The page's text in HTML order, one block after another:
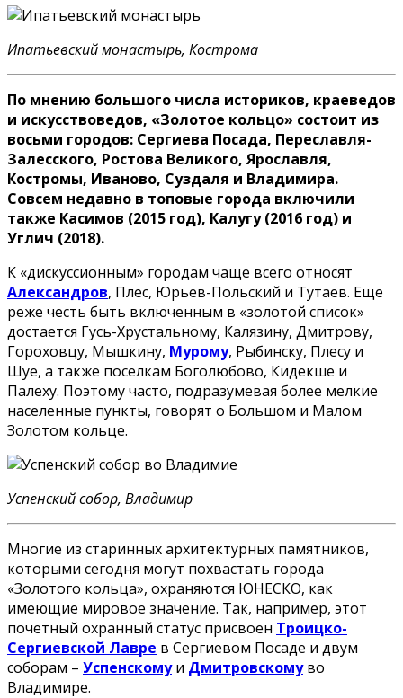
Ипатьевский монастырь, Кострома
По мнению большого числа историков, краеведов
и искусствоведов, «Золотое кольцо» состоит из
восьми городов: Сергиева Посада, Переславля-
Залесского, Ростова Великого, Ярославля,
Костромы, Иваново, Суздаля и Владимира.
Совсем недавно в топовые города включили
также Касимов (2015 год), Калугу (2016 год) и
Углич (2018).
К «дискуссионным» городам чаще всего относят
Александров, Плес, Юрьев-Польский и Тутаев. Еще
реже честь быть включенным в «золотой список»
достается Гусь-Хрустальному, Калязину, Дмитрову,
Гороховцу, Мышкину, Мурому, Рыбинску, Плесу и
Шуе, а также поселкам Боголюбово, Кидекше и
Палеху. Поэтому часто, подразумевая более мелкие
населенные пункты, говорят о Большом и Малом
Золотом кольце.
Успенский собор, Владимир
Многие из старинных архитектурных памятников,
которыми сегодня могут похвастать города
«Золотого кольца», охраняются ЮНЕСКО, как
имеющие мировое значение. Так, например, этот
почетный охранный статус присвоен Троицко-
Сергиевской Лавре в Сергиевом Посаде и двум
соборам – Успенскомуи Дмитровскомуво
Владимире.